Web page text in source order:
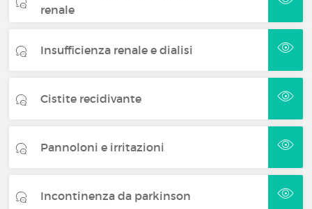
renale
Insufficienza renale e dialisi
Cistite recidivante
Pannoloni e irritazioni
Incontinenza da parkinson